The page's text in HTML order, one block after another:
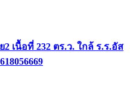
นื้อที่ 232 ตร.ว. ใกล้ ร.ร.อัส